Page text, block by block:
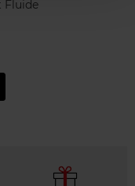
Fluide